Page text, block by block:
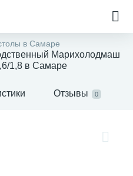
в Самаре
Марихолодмаш
1,8 в Самаре
Отзывы 0